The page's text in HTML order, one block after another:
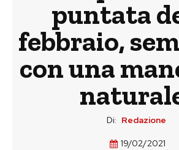
puntata
febbraio,
con una
Di: Redazione
19/02/2021